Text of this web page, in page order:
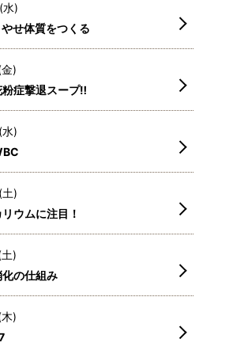
)
やせ体質をつくる
)
粉症撃退スープ‼️
)
)
リウムに注目！
)
化の仕組み
)